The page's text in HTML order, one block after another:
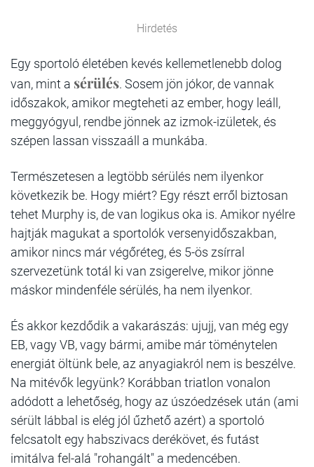
Hirdetés
Egy sportoló életében kevés kellemetlenebb dolog
van, mint a sérülés. Sosem jön jókor, de vannak
időszakok, amikor megteheti az ember, hogy leáll,
meggyógyul, rendbe jönnek az izmok-izületek, és
szépen lassan visszaáll a munkába.
Természetesen a legtöbb sérülés nem ilyenkor
következik be. Hogy miért? Egy részt erről biztosan
tehet Murphy is, de van logikus oka is. Amikor nyélre
hajtják magukat a sportolók versenyidőszakban,
amikor nincs már végőréteg, és 5-ös zsírral
szervezetünk totál ki van zsigerelve, mikor jönne
máskor mindenféle sérülés, ha nem ilyenkor.
És akkor kezdődik a vakarászás: ujujj, van még egy
EB, vagy VB, vagy bármi, amibe már töménytelen
energiát öltünk bele, az anyagiakról nem is beszélve.
Na mitévők legyünk? Korábban triatlon vonalon
adódott a lehetőség, hogy az úszóedzések után (ami
sérült lábbal is elég jól űzhető azért) a sportoló
felcsatolt egy habszivacs derékövet, és futást
imitálva fel-alá "rohangált" a medencében.